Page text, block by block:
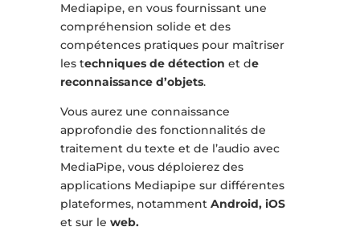
Mediapipe, en vous fournissant une
compréhension solide et des
compétences pratiques pour maîtriser
les techniques de détection et de
reconnaissance d’objets.
Vous aurez une connaissance
approfondie des fonctionnalités de
traitement du texte et de l’audio avec
MediaPipe, vous déploierez des
applications Mediapipe sur différentes
plateformes, notamment Android, iOS
et sur le web.